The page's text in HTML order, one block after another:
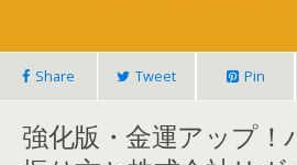
Share Tweet Pin
強化版・金運アップ！